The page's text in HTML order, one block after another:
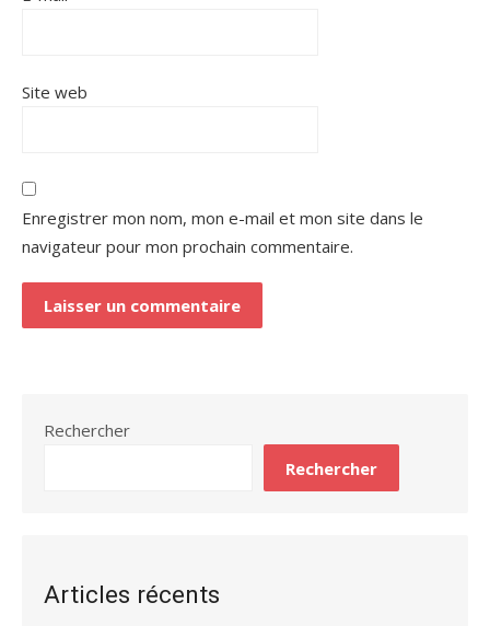
Site web
Enregistrer mon nom, mon e-mail et mon site dans le
navigateur pour mon prochain commentaire.
Rechercher
Rechercher
Articles récents